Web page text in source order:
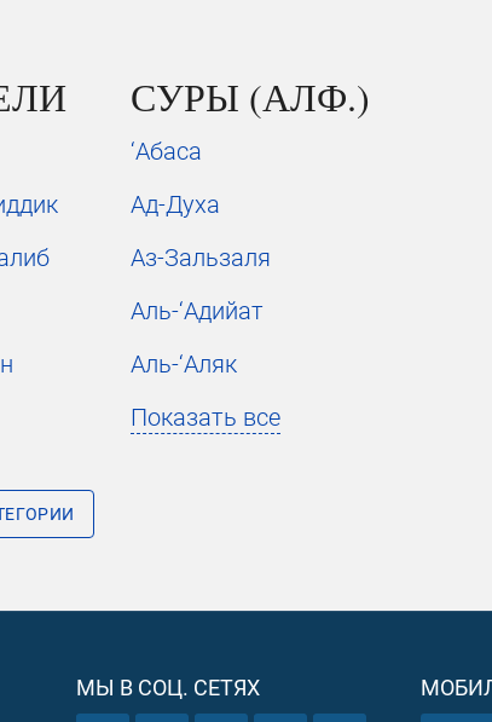
СУРЫ (АЛФ.)
‘Абаса
Ад-Духа
Аз-Зальзаля
Аль-‘Адийат
Аль-‘Аляк
Показать все
МЫ В СОЦ. СЕТЯХ